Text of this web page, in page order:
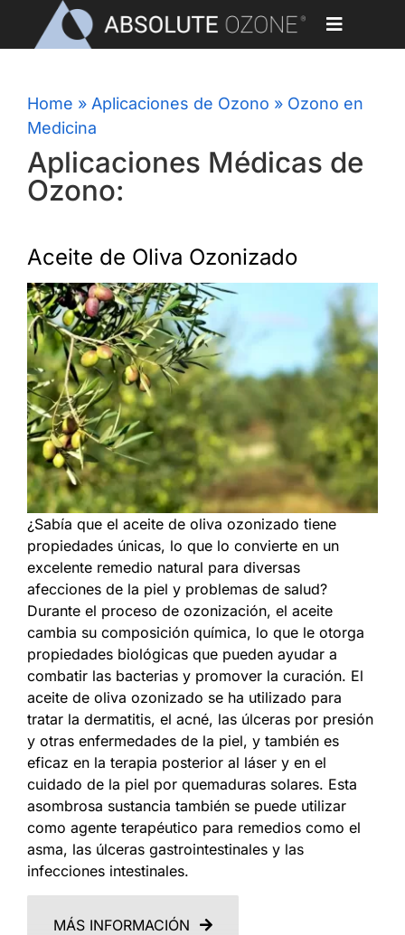
content
Toggle
Aplicaciones
Generadores de Ozono
Nuestros Clientes
Biblioteca
Blog
Contáctenos
Home » Aplicaciones de Ozono » Ozono en
Medicina
Aplicaciones Médicas de
Ozono:
Aceite de Oliva Ozonizado
¿Sabía que el aceite de oliva ozonizado tiene
propiedades únicas, lo que lo convierte en un
excelente remedio natural para diversas
afecciones de la piel y problemas de salud?
Durante el proceso de ozonización, el aceite
cambia su composición química, lo que le otorga
propiedades biológicas que pueden ayudar a
combatir las bacterias y promover la curación. El
aceite de oliva ozonizado se ha utilizado para
tratar la dermatitis, el acné, las úlceras por presión
y otras enfermedades de la piel, y también es
eficaz en la terapia posterior al láser y en el
cuidado de la piel por quemaduras solares. Esta
asombrosa sustancia también se puede utilizar
como agente terapéutico para remedios como el
asma, las úlceras gastrointestinales y las
infecciones intestinales.
MÁS INFORMACIÓN